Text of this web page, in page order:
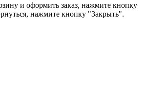
и оформить заказ, нажмите кнопку
нажмите кнопку "Закрыть".